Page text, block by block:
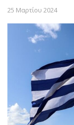
25 Μαρτίου 2024